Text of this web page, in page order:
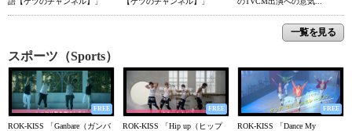
一覧を見る
スポーツ（Sports）
FREE
ROK-KISS 「Ganbare（ガンバ
FREE
ROK-KISS 「Hip up（ヒップ
FREE
ROK-KISS 「Dance My